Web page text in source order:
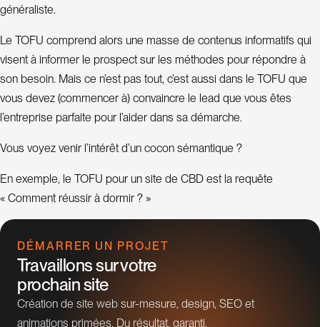
généraliste.
Le TOFU comprend alors une masse de contenus informatifs qui
visent à informer le prospect sur les méthodes pour répondre à
son besoin. Mais ce n’est pas tout, c’est aussi dans le TOFU que
vous devez (commencer à) convaincre le lead que vous êtes
l’entreprise parfaite pour l’aider dans sa démarche.
Vous voyez venir l’intérêt d’un cocon sémantique ?
En exemple, le TOFU pour un site de CBD est la requête
« Comment réussir à dormir ? »
DÉMARRER UN PROJET
Travaillons sur votre
prochain site
Création de site web sur-mesure, design, SEO et
animations primées. Du résultat, garanti.